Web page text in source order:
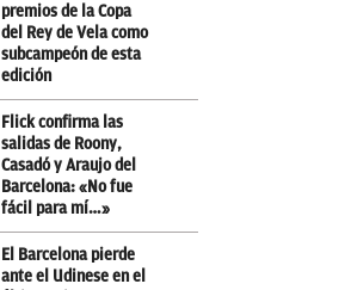
premios de la Copa
del Rey de Vela como
subcampeón de esta
edición
Flick confirma las
salidas de Roony,
Casadó y Araujo del
Barcelona: «No fue
fácil para mí…»
El Barcelona pierde
ante el Udinese en el